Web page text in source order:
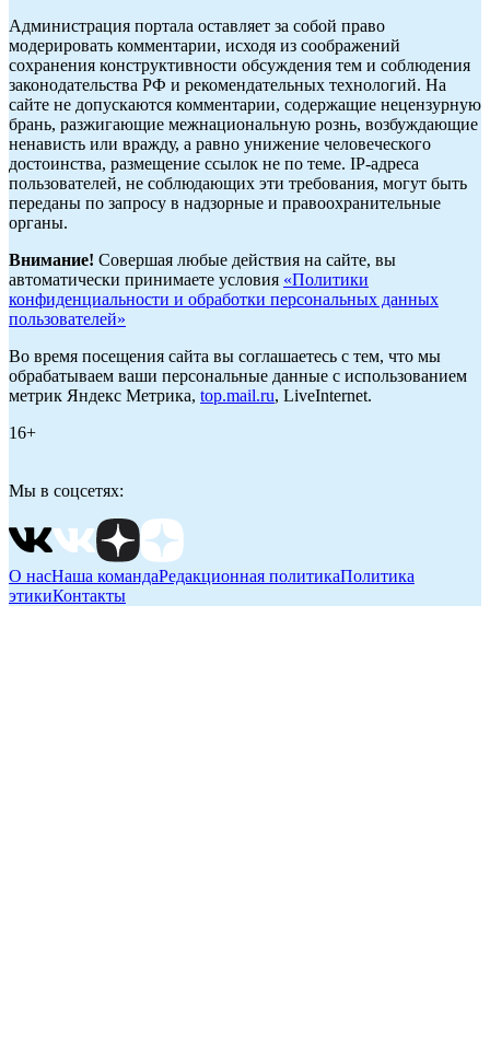
Администрация портала оставляет за собой право
модерировать комментарии, исходя из соображений
сохранения конструктивности обсуждения тем и соблюдения
законодательства РФ и рекомендательных технологий. На
сайте не допускаются комментарии, содержащие нецензурную
брань, разжигающие межнациональную рознь, возбуждающие
ненависть или вражду, а равно унижение человеческого
достоинства, размещение ссылок не по теме. IP-адреса
пользователей, не соблюдающих эти требования, могут быть
переданы по запросу в надзорные и правоохранительные
органы.
Внимание! Совершая любые действия на сайте, вы
автоматически принимаете условия «Политики
конфиденциальности и обработки персональных данных
пользователей»
Во время посещения сайта вы соглашаетесь с тем, что мы
обрабатываем ваши персональные данные с использованием
метрик Яндекс Метрика, top.mail.ru, LiveInternet.
16+
Мы в соцсетях:
О насНаша командаРедакционная политикаПолитика
этикиКонтакты